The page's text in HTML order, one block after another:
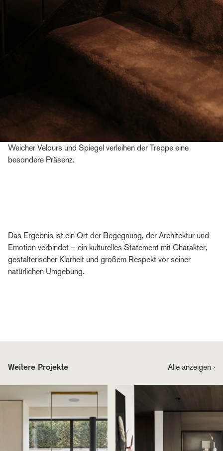
Weicher Velours und Spiegel verleihen der Treppe eine
besondere Präsenz.
Das Ergebnis ist ein Ort der Begegnung, der Architektur und
Emotion verbindet – ein kulturelles Statement mit Charakter,
gestalterischer Klarheit und großem Respekt vor seiner
natürlichen Umgebung.
Weitere Projekte Alle anzeigen ›